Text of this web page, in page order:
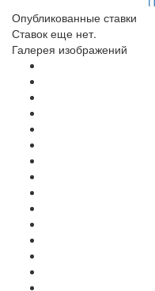
Опубликованные ставки
Ставок еще нет.
Галерея изображений